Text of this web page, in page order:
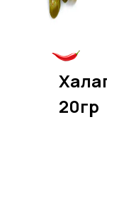
20гр